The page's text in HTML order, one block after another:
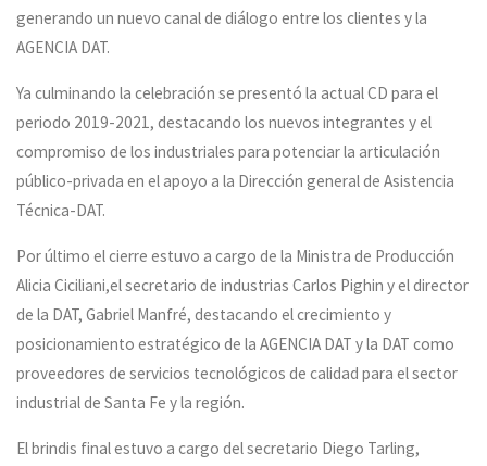
generando un nuevo canal de diálogo entre los clientes y la
AGENCIA DAT.
Ya culminando la celebración se presentó la actual CD para el
periodo 2019-2021, destacando los nuevos integrantes y el
compromiso de los industriales para potenciar la articulación
público-privada en el apoyo a la Dirección general de Asistencia
Técnica-DAT.
Por último el cierre estuvo a cargo de la Ministra de Producción
Alicia Ciciliani,el secretario de industrias Carlos Pighin y el director
de la DAT, Gabriel Manfré, destacando el crecimiento y
posicionamiento estratégico de la AGENCIA DAT y la DAT como
proveedores de servicios tecnológicos de calidad para el sector
industrial de Santa Fe y la región.
El brindis final estuvo a cargo del secretario Diego Tarling,